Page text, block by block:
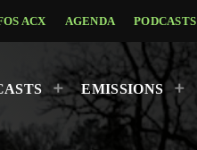
ACX AGENDA PODCASTS
EMISSIONS